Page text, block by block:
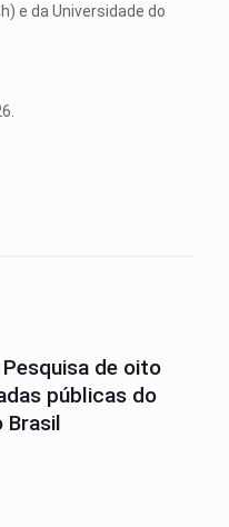
e da Universidade do
de oito
públicas do
Brasil